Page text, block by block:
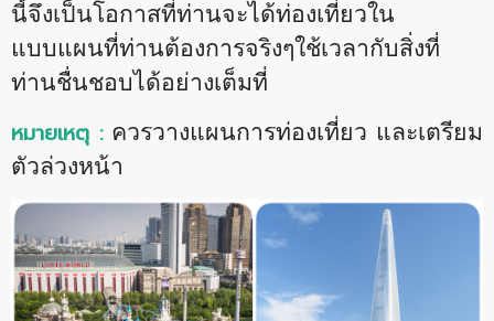
นี้จึงเป็นโอกาสที่ท่านจะได้ท่องเที่ยวใน
แบบแผนที่ท่านต้องการจริงๆใช้เวลากับสิ่งที่
ท่านชื่นชอบได้อย่างเต็มที่
หมายเหตุ :ควรวางแผนการท่องเที่ยว และเตรียม
ตัวล่วงหน้า